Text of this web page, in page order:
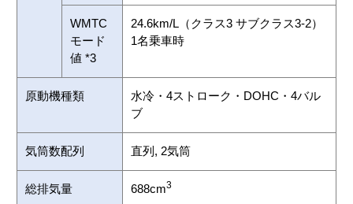
WMTC
モード
値 *3
24.6km/L（クラス3 サブクラス3-2）
1名乗車時
原動機種類
水冷・4ストローク・DOHC・4バル
ブ
気筒数配列 直列, 2気筒
総排気量 688cm3